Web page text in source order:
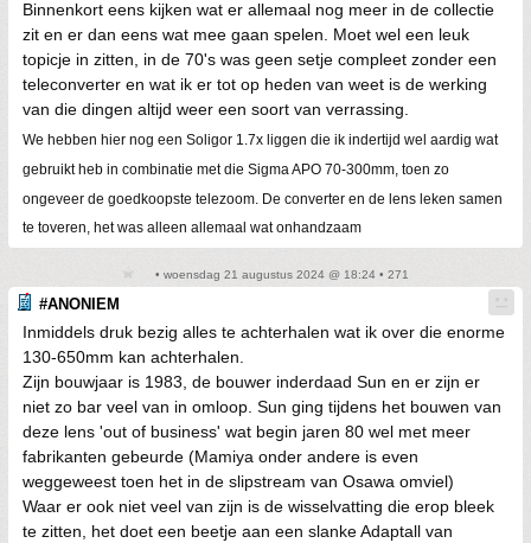
Binnenkort eens kijken wat er allemaal nog meer in de collectie
zit en er dan eens wat mee gaan spelen. Moet wel een leuk
topicje in zitten, in de 70's was geen setje compleet zonder een
teleconverter en wat ik er tot op heden van weet is de werking
van die dingen altijd weer een soort van verrassing.
We hebben hier nog een Soligor 1.7x liggen die ik indertijd wel aardig wat
gebruikt heb in combinatie met die Sigma APO 70-300mm, toen zo
ongeveer de goedkoopste telezoom. De converter en de lens leken samen
te toveren, het was alleen allemaal wat onhandzaam
• woensdag 21 augustus 2024 @ 18:24 • 271
#ANONIEM
Inmiddels druk bezig alles te achterhalen wat ik over die enorme
130-650mm kan achterhalen.
Zijn bouwjaar is 1983, de bouwer inderdaad Sun en er zijn er
niet zo bar veel van in omloop. Sun ging tijdens het bouwen van
deze lens 'out of business' wat begin jaren 80 wel met meer
fabrikanten gebeurde (Mamiya onder andere is even
weggeweest toen het in de slipstream van Osawa omviel)
Waar er ook niet veel van zijn is de wisselvatting die erop bleek
te zitten, het doet een beetje aan een slanke Adaptall van